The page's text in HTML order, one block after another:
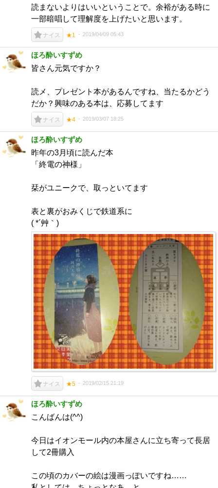
読まないよりはいいということで。余裕がある時に
一部暗唱して理解度を上げたいと思います。
ナイス ★1 2019/04/09 05:43
ほろ酔いすずめ
皆さん元気ですか？
読メ、プレゼント本があるんですね、当たるかどう
だか？興味のある本は、応募してます
ナイス ★4 2019/03/07 18:25
ほろ酔いすずめ
昨年の3月頃に読んだ本
「終電の神様」
栞がユニークで、取っといてます
表と裏がおみくじで鉄道系に
( *´艸｀)
ナイス ★5 2019/02/15 21:19
ほろ酔いすずめ
こんばんは(^^)
今日はイオンモール内の本屋さんに立ち寄って長居
して2冊購入
この頃のカバーの絵は漫画っぽいですね……